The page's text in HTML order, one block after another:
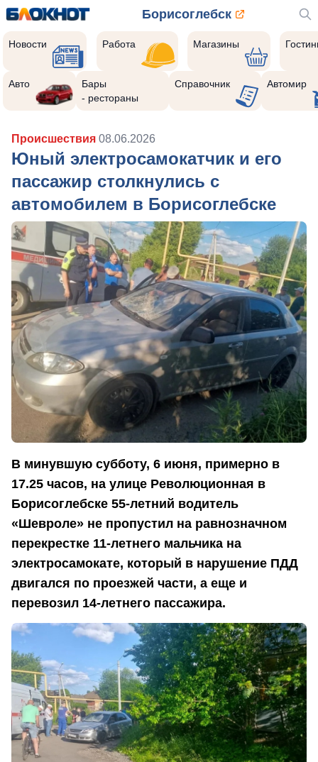
Борисоглебск
Новости Работа Магазины
Авто
Бары
- рестораны
Справочник Автомир
Происшествия 08.06.2026
Юный электросамокатчик и его
пассажир столкнулись с
автомобилем в Борисоглебске
В минувшую субботу, 6 июня, примерно в
17.25 часов, на улице Революционная в
Борисоглебске 55-летний водитель
«Шевроле» не пропустил на равнозначном
перекрестке 11-летнего мальчика на
электросамокате, который в нарушение ПДД
двигался по проезжей части, а еще и
перевозил 14-летнего пассажира.